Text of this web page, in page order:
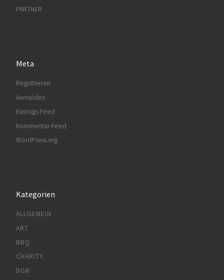
PARTNER
Meta
Registrieren
Anmelden
Eintrags-Feed
Kommentar-Feed
WordPress.org
Kategorien
ALLGEMEIN
ART
BBQ
CHARITY
DGR